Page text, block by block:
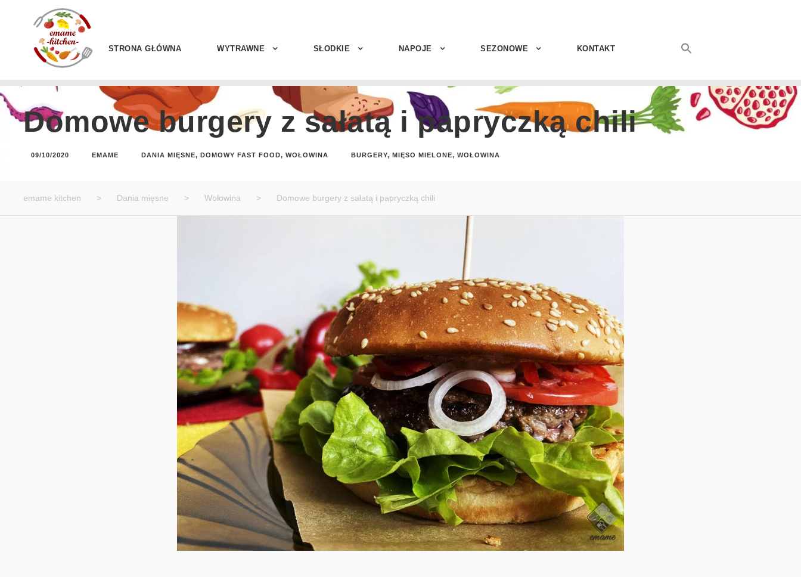
STRONA GŁÓWNA WYTRAWNE SŁODKIE NAPOJE SEZONOWE KONTAKT
Domowe burgery z sałatą i papryczką chili
09/10/2020 EMAME DANIA MIĘSNE, DOMOWY FAST FOOD, WOŁOWINA BURGERY, MIĘSO MIELONE, WOŁOWINA
emame kitchen > Dania mięsne > Wołowina > Domowe burgery z sałatą i papryczką chili